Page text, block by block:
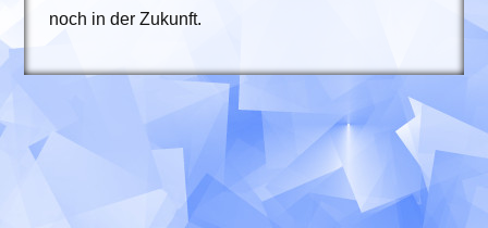
noch in der Zukunft.